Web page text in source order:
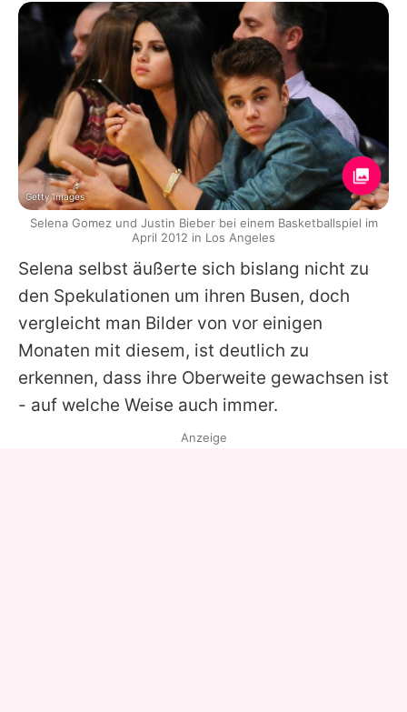
Selena selbst äußerte sich bislang nicht zu
den Spekulationen um ihren Busen, doch
vergleicht man Bilder von vor einigen
Monaten mit diesem, ist deutlich zu
erkennen, dass ihre Oberweite gewachsen ist
- auf welche Weise auch immer.
Getty Images
Selena Gomez und Justin Bieber bei einem Basketballspiel im
April 2012 in Los Angeles
Anzeige